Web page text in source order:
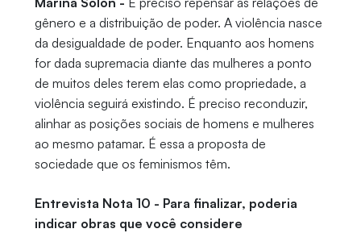
gênero e a distribuição de poder. A violência nasce
da desigualdade de poder. Enquanto aos homens
for dada supremacia diante das mulheres a ponto
de muitos deles terem elas como propriedade, a
violência seguirá existindo. É preciso reconduzir,
alinhar as posições sociais de homens e mulheres
ao mesmo patamar. É essa a proposta de
sociedade que os feminismos têm.
Entrevista Nota 10 - Para finalizar, poderia
indicar obras que você considere